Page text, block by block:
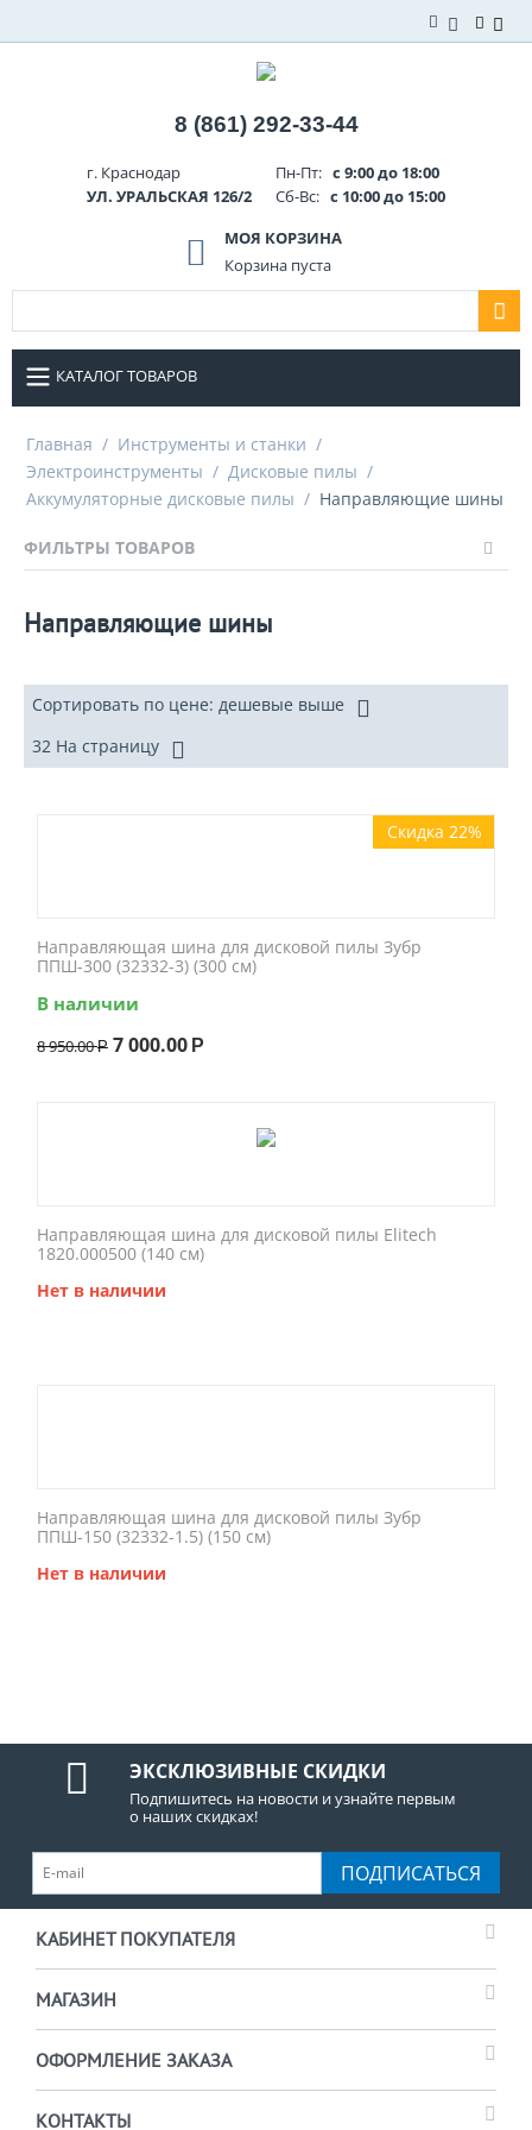
8 (861) 292-33-44
г. Краснодар
УЛ. УРАЛЬСКАЯ 126/2
Пн-Пт: с 9:00 до 18:00
Сб-Вс: с 10:00 до 15:00
МОЯ КОРЗИНА
Корзина пуста
КАТАЛОГ ТОВАРОВ
Главная / Инструменты и станки /
Электроинструменты / Дисковые пилы /
Аккумуляторные дисковые пилы / Направляющие шины
ФИЛЬТРЫ ТОВАРОВ
Направляющие шины
Сортировать по цене: дешевые выше
32 На страницу
Скидка 22%
Направляющая шина для дисковой пилы Зубр
ППШ-300 (32332-3) (300 см)
В наличии
8 950.00 Р 7 000.00 Р
Направляющая шина для дисковой пилы Elitech
1820.000500 (140 см)
Нет в наличии
Направляющая шина для дисковой пилы Зубр
ППШ-150 (32332-1.5) (150 см)
Нет в наличии
ЭКСКЛЮЗИВНЫЕ СКИДКИ
Подпишитесь на новости и узнайте первым
о наших скидках!
ПОДПИСАТЬСЯ
КАБИНЕТ ПОКУПАТЕЛЯ
МАГАЗИН
ОФОРМЛЕНИЕ ЗАКАЗА
КОНТАКТЫ